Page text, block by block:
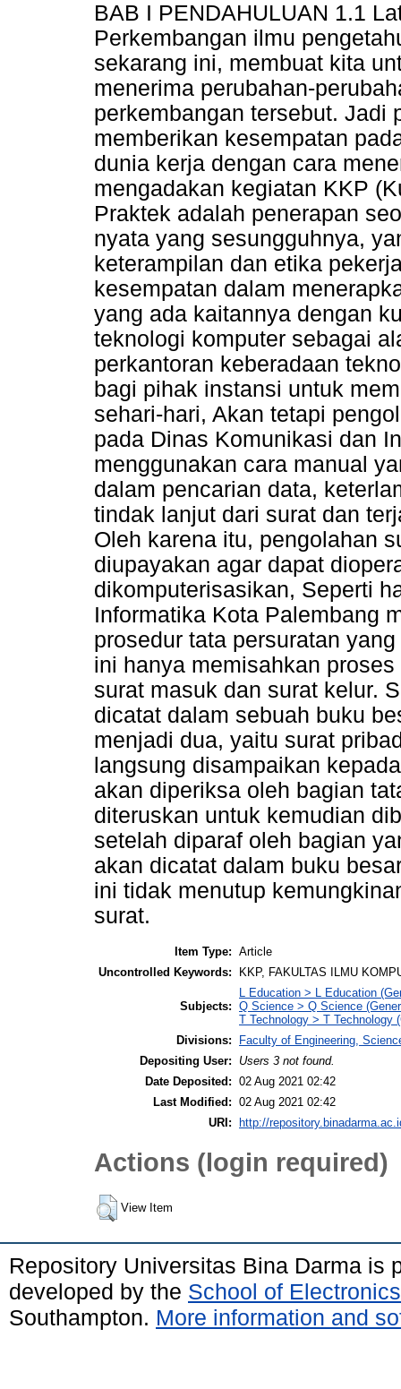
BAB I PENDAHULUAN 1.1
Perkembangan ilmu
sekarang ini, membuat kita
menerima perubahan-
perkembangan tersebut. Jadi
memberikan kesempatan
dunia kerja dengan cara
mengadakan kegiatan KKP
Praktek adalah penerapan
nyata yang sesungguhnya,
keterampilan dan etika
kesempatan dalam
yang ada kaitannya dengan
teknologi komputer sebagai
perkantoran keberadaan
bagi pihak instansi untuk
sehari-hari, Akan tetapi
pada Dinas Komunikasi dan
menggunakan cara manual
dalam pencarian data,
tindak lanjut dari surat dan
Oleh karena itu, pengolahan
diupayakan agar dapat
dikomputerisasikan, Seperti
Informatika Kota Palembang
prosedur tata persuratan
ini hanya memisahkan
surat masuk dan surat kelur.
dicatat dalam sebuah buku
menjadi dua, yaitu surat
langsung disampaikan
akan diperiksa oleh bagian
diteruskan untuk kemudian
setelah diparaf oleh bagian
akan dicatat dalam buku
ini tidak menutup
surat.
Item Type: Article
Uncontrolled Keywords:
KKP, FAKULTAS ILMU
Subjects:
L Education > L Education
Q Science > Q Science
T Technology > T Technology
Divisions:
Faculty of Engineering,
Depositing User:
Users 3 not found.
Date Deposited: 02 Aug 2021 02:42
Last Modified: 02 Aug 2021 02:42
URI:
http://
Actions (login required)
View Item
Repository Universitas Bina Darma is
developed by the School of
Southampton. More information and